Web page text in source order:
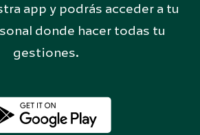
app y podrás acceder a tu
donde hacer todas tu
gestiones.